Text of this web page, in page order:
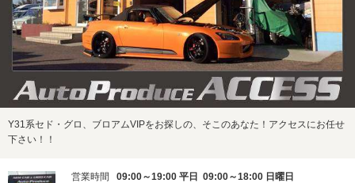
Y31系セド・グロ、ブロアムVIPをお探しの、そこのあなた！アクセスにお任せ
下さい！！
営業時間
09:00～19:00 平日 09:00～18:00 日曜日